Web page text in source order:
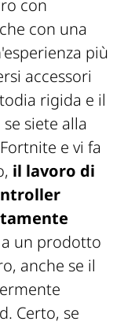
con
con una
più
accessori
rigida e il
siete alla
e vi fa
il lavoro di
un prodotto
anche se il
Certo, se